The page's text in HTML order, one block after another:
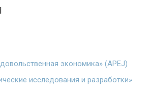
экономика» (APEJ)
исследования и разработки»